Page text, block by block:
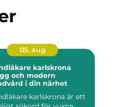
05. aug
karlskrona
och modern
i din närhet
karlskrona är ett